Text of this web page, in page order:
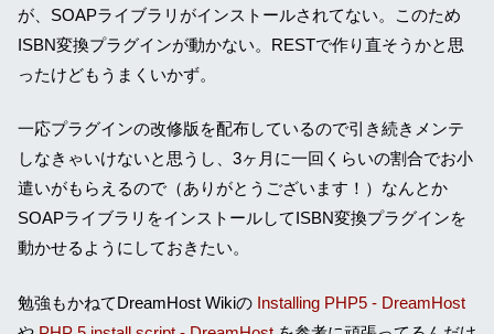
が、SOAPライブラリがインストールされてない。このため
ISBN変換プラグインが動かない。RESTで作り直そうかと思
ったけどもうまくいかず。
一応プラグインの改修版を配布しているので引き続きメンテ
しなきゃいけないと思うし、3ヶ月に一回くらいの割合でお小
遣いがもらえるので（ありがとうございます！）なんとか
SOAPライブラリをインストールしてISBN変換プラグインを
動かせるようにしておきたい。
勉強もかねてDreamHost Wikiの Installing PHP5 - DreamHost